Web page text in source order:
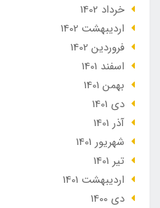
خرداد 1402
ارديبهشت 1402
فروردین 1402
اسفند 1401
بهمن 1401
دی 1401
آذر 1401
شهریور 1401
تير 1401
ارديبهشت 1401
دی 1400